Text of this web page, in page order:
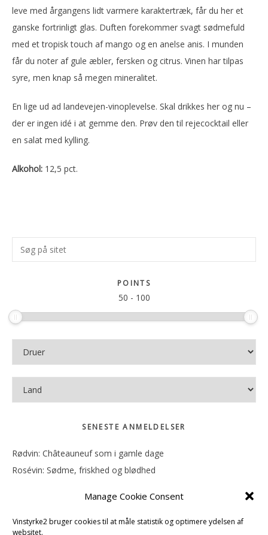
Manage Cookie Consent
Vinstyrke2 bruger cookies til at måle statistik og optimere ydelsen af
websitet.
leve med årgangens lidt varmere karaktertræk, får du her et
ganske fortrinligt glas. Duften forekommer svagt sødmefuld
med et tropisk touch af mango og en anelse anis. I munden
får du noter af gule æbler, fersken og citrus. Vinen har tilpas
syre, men knap så megen mineralitet.
En lige ud ad landevejen-vinoplevelse. Skal drikkes her og nu –
der er ingen idé i at gemme den. Prøv den til rejecocktail eller
en salat med kylling.
Alkohol: 12,5 pct.
Primær
Sidebar
Søg
på
POINTS
50 - 100
SENESTE ANMELDELSER
Rødvin: Châteauneuf som i gamle dage
Rosévin: Sødme, friskhed og blødhed
Rosévin: Forfriskende bagatel
Rosévin: Sødmen hænger i munden